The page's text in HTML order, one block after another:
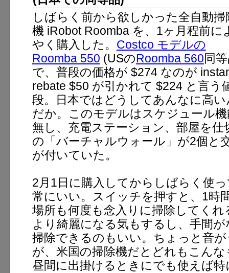
しばらく前から欲しかった全自動掃
機 iRobot Roomba を、1ヶ月程前に
やく購入した。 Costco モデルの
Roomba 550 (USのRoomba 560同
で、普段の価格が $274 なのが
rebate $50 が引かれて $224 と言う
段。日本ではどうしてあんなに高い
だか。このモデルはスケジュール
無し、充電ステーション、部屋を
の「バーチャルウォール」が2個と
が付いていた。
2月1日に購入してからしばらく使
常にいい。スイッチを押すと、1時
場所も何度も念入りに掃除してく
より綺麗になる気もするし、手間
掃除できるのもいい。ちょっと音
が、米国の掃除機だとどれもこん
昼間に出掛けるときにでも使えば